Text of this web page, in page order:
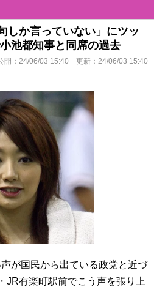
ース
しか言っていない」にツッ
池都知事と同席の過去
開： 24/06/03 15:40 更新： 24/06/03 15:40
が国民から出ている政党と近づ
有楽町駅前でこう声を張り上